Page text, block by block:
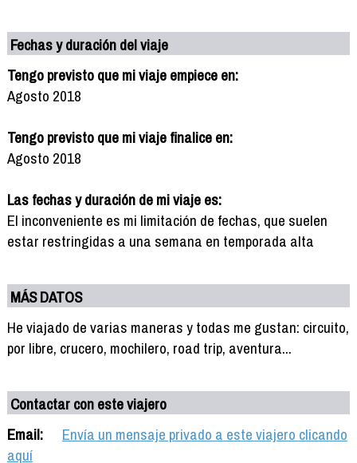
Fechas y duración del viaje
Tengo previsto que mi viaje empiece en:
Agosto 2018
Tengo previsto que mi viaje finalice en:
Agosto 2018
Las fechas y duración de mi viaje es:
El inconveniente es mi limitación de fechas, que suelen
estar restringidas a una semana en temporada alta
MÁS DATOS
He viajado de varias maneras y todas me gustan: circuito,
por libre, crucero, mochilero, road trip, aventura...
Contactar con este viajero
Email:
Envía un mensaje privado a este viajero clicando
aquí